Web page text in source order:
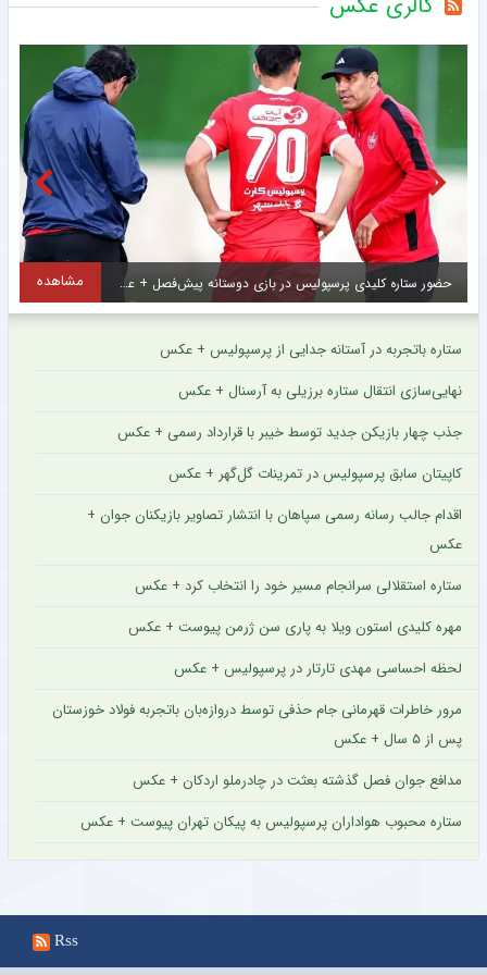
حضور ستاره کلیدی پرسپولیس در بازی دوستانه پیش‌فصل + عکس مشاهده
ستاره باتجربه در آستانه جدایی از پرسپولیس + عکس
نهایی‌سازی انتقال ستاره برزیلی به آرسنال + عکس
جذب چهار بازیکن جدید توسط خیبر با قرارداد رسمی + عکس
کاپیتان سابق پرسپولیس در تمرینات گل‌گهر + عکس
اقدام جالب رسانه رسمی سپاهان با انتشار تصاویر بازیکنان جوان +
عکس
ستاره استقلالی سرانجام مسیر خود را انتخاب کرد + عکس
مهره کلیدی استون ویلا به پاری سن ژرمن پیوست + عکس
لحظه احساسی مهدی تارتار در پرسپولیس + عکس
مرور خاطرات قهرمانی جام حذفی توسط دروازه‌بان باتجربه فولاد خوزستان
پس از ۵ سال + عکس
مدافع جوان فصل گذشته بعثت در چادرملو اردکان + عکس
ستاره محبوب هواداران پرسپولیس به پیکان تهران پیوست + عکس
Rss